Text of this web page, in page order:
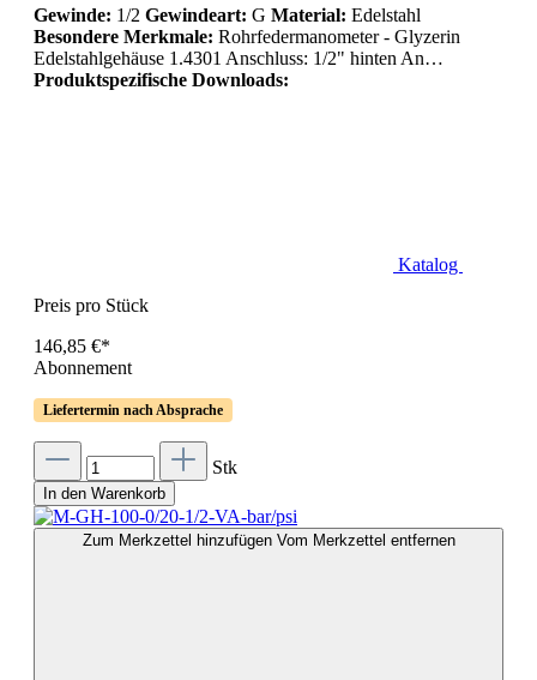
Gewinde: 1/2 Gewindeart: G Material: Edelstahl
Besondere Merkmale: Rohrfedermanometer - Glyzerin
Edelstahlgehäuse 1.4301 Anschluss: 1/2" hinten An…
Produktspezifische Downloads:
Katalog
Preis pro Stück
146,85 €*
Abonnement
Liefertermin nach Absprache
Stk
In den Warenkorb
Zum Merkzettel hinzufügen Vom Merkzettel entfernen